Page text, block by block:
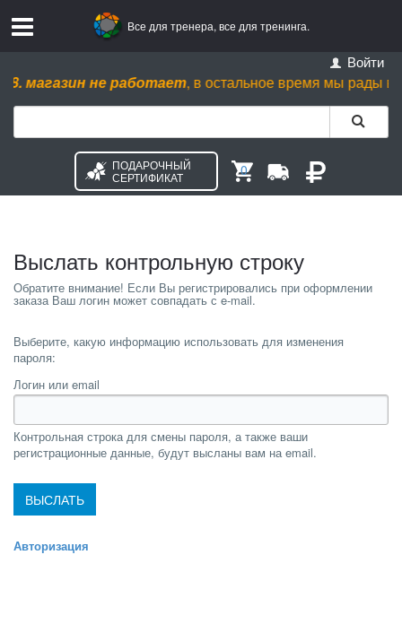
Все для тренера, все для тренинга.
Войти
магазин не работает, в остальное время мы рады вас
ПОДАРОЧНЫЙ
СЕРТИФИКАТ
0
Выслать контрольную строку
Выберите, какую информацию использовать для изменения
пароля:
Логин или email
Контрольная строка для смены пароля, а также ваши
регистрационные данные, будут высланы вам на email.
Авторизация